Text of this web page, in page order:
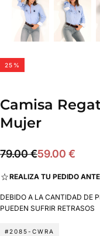
25 %
Camisa
Mujer
59.00
Precio
79.00 €Precio
59.00 €
REALIZA TU PEDIDO
DEBIDO A LA CANTIDAD DE
PUEDEN SUFRIR RETRASOS
#2085-CWRA